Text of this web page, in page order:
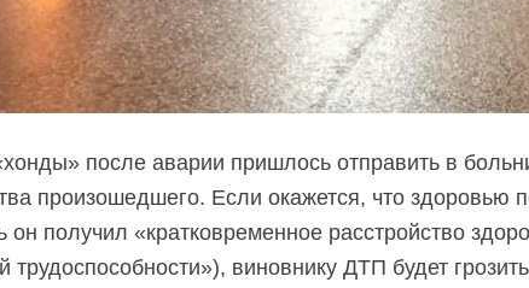
после аварии пришлось отправить в
произошедшего. Если окажется, что здоровью
он получил «кратковременное расстройство
трудоспособности»), виновнику ДТП будет